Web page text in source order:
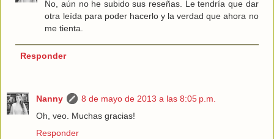
No, aún no he subido sus reseñas. Le tendría que dar
otra leída para poder hacerlo y la verdad que ahora no
me tienta.
Responder
Nanny
8 de mayo de 2013 a las 8:05 p.m.
Oh, veo. Muchas gracias!
Responder